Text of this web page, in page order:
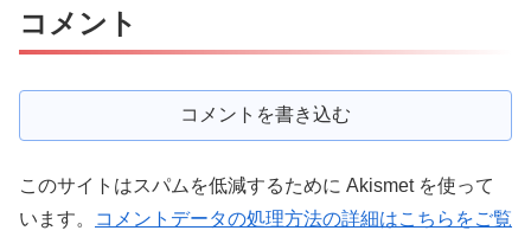
コメント
コメントを書き込む
このサイトはスパムを低減するために Akismet を使って
います。
コメントデータの処理方法の詳細はこちらをご覧